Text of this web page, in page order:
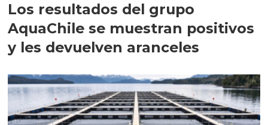
Los resultados del grupo
AquaChile se muestran positivos
y les devuelven aranceles